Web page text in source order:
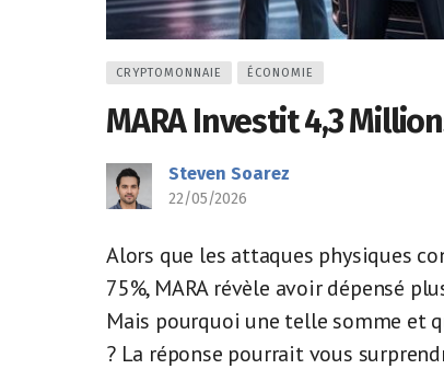
CRYPTOMONNAIE ÉCONOMIE
MARA Investit 4,3
Steven Soarez
22/05/2026
Alors que les attaques physiques
75%, MARA révèle avoir dépensé
Mais pourquoi une telle somme et
? La réponse pourrait vous